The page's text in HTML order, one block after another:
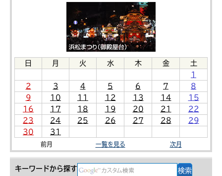
日 月 火 水 木 金
土
1
2
3 4 5 6 7
8
9
10 11 12 13 14
15
16
17 18 19 20 21
22
23
24 25 26 27 28
29
30
31
前月 一覧を見る 次月
キーワードから探す